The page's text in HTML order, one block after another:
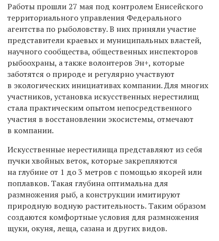
Работы прошли 27 мая под контролем Енисейского
территориального управления Федерального
агентства по рыболовству. В них приняли участие
представители краевых и муниципальных властей,
научного сообщества, общественных инспекторов
рыбоохраны, а также волонтеров Эн+, которые
заботятся о природе и регулярно участвуют
в экологических инициативах компании. Для многих
участников, установка искусственных нерестилищ
стала практическим опытом непосредственного
участия в восстановлении экосистемы, отмечают
в компании.
Искусственные нерестилища представляют из себя
пучки хвойных веток, которые закрепляются
на глубине от 1 до 3 метров с помощью якорей или
поплавков. Такая глубина оптимальна для
размножения рыб, а конструкции имитируют
природную водную растительность. Таким образом
создаются комфортные условия для размножения
щуки, окуня, леща, сазана и других видов.